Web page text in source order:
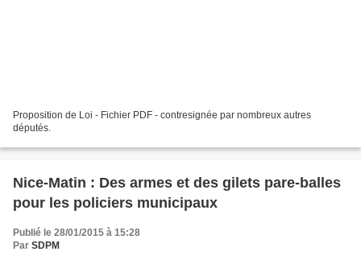
Proposition de Loi - Fichier PDF - contresignée par nombreux autres
députés.
Nice-Matin : Des armes et des gilets pare-balles
pour les policiers municipaux
Publié le 28/01/2015 à 15:28
Par SDPM